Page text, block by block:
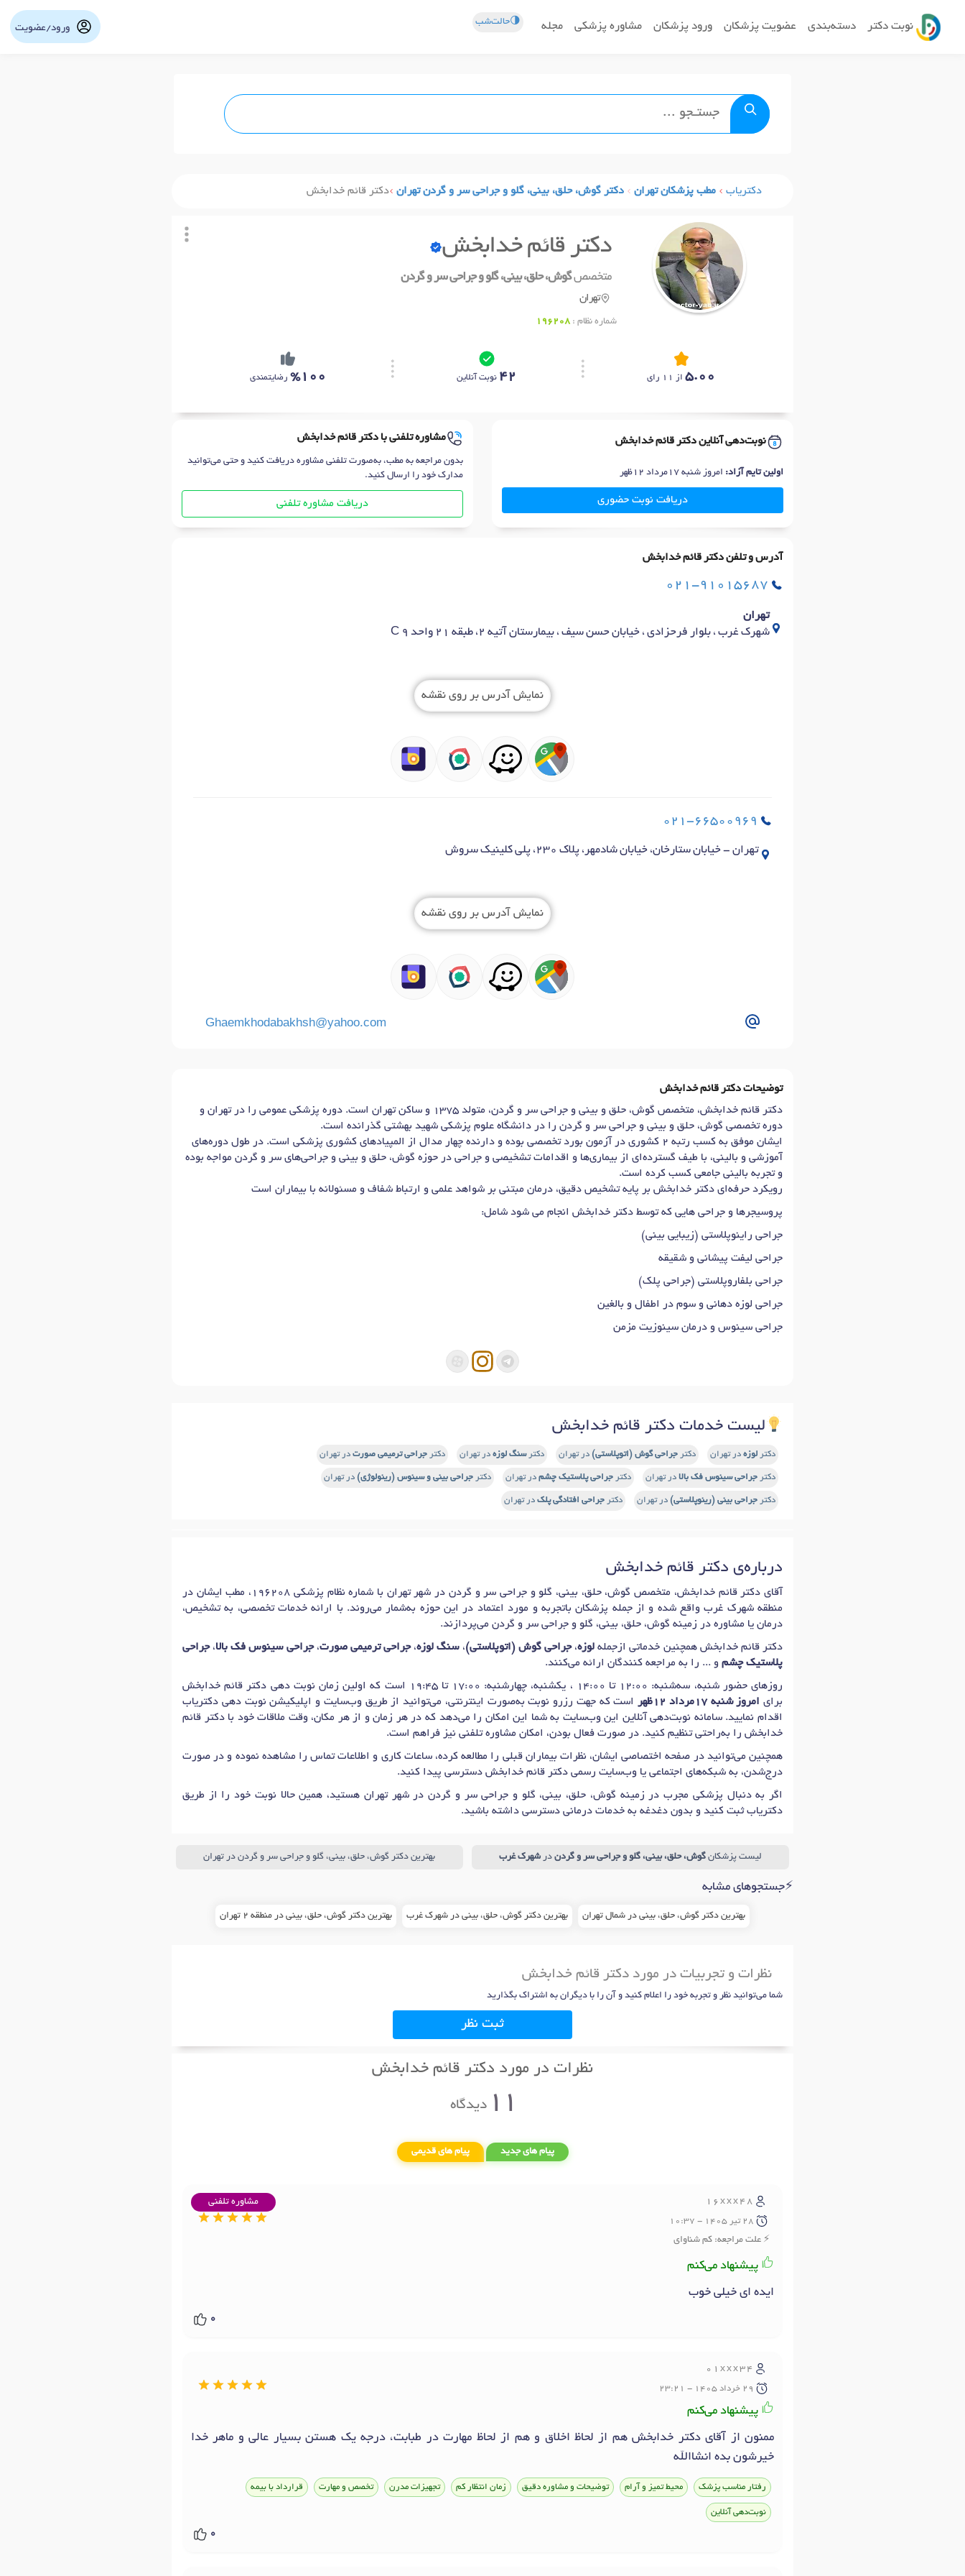
نوبت دکتر دسته‌بندی عضویت پزشکان ورود پزشکان مشاوره پزشکی مجله 🌗حالت‌شب
ورود/عضویت
دکتریاب مطب پزشکان تهران دکتر گوش، حلق، بینی، گلو و جراحی سر و گردن تهران دکتر قائم خدابخش
دکتر قائم خدابخش
متخصصگوش، حلق، بینی، گلو و جراحی سر و گردن
تهران
شماره نظام :196208
5.00 از 11 رای 42 نوبت آنلاین %100 رضایتمندی
نوبت‌دهی آنلاین دکتر قائم خدابخش
اولین تایم آزاد: امروز شنبه 17مرداد 12ظهر
دریافت نوبت حضوری
مشاوره تلفنی با دکتر قائم خدابخش
بدون مراجعه به مطب، به‌صورت تلفنی مشاوره دریافت کنید و حتی می‌توانید
مدارک خود را ارسال کنید.
دریافت مشاوره تلفنی
آدرس و تلفن دکتر قائم خدابخش
021-91015687
تهران
شهرک غرب ، بلوار فرحزادی ، خیابان حسن سیف ، بیمارستان آتیه 2، طبقه ۲۱ واحد ۹ C
نمایش آدرس بر روی نقشه
021-66500969
تهران - خیابان ستارخان، خیابان شادمهر، پلاک 230، پلی کلینیک سروش
نمایش آدرس بر روی نقشه
Ghaemkhodabakhsh@yahoo.com
توضیحات دکتر قائم خدابخش
دکتر قائم خدابخش، متخصص گوش، حلق و بینی و جراحی سر و گردن، متولد ۱۳۷۵ و ساکن تهران است. دوره پزشکی عمومی را در تهران و
دوره تخصصی گوش، حلق و بینی و جراحی سر و گردن را در دانشگاه علوم پزشکی شهید بهشتی گذرانده است.
ایشان موفق به کسب رتبه ۲ کشوری در آزمون بورد تخصصی بوده و دارنده چهار مدال از المپیادهای کشوری پزشکی است. در طول دوره‌های
آموزشی و بالینی، با طیف گسترده‌ای از بیماری‌ها و اقدامات تشخیصی و جراحی در حوزه گوش، حلق و بینی و جراحی‌های سر و گردن مواجه بوده
و تجربه بالینی جامعی کسب کرده است.
رویکرد حرفه‌ای دکتر خدابخش بر پایه تشخیص دقیق، درمان مبتنی بر شواهد علمی و ارتباط شفاف و مسئولانه با بیماران است
پروسیجرها و جراحی هایی که توسط دکتر خدابخش انجام می شود شامل:
جراحی راینوپلاستی (زیبایی بینی)
جراحی لیفت پیشانی و شقیقه
جراحی بلفاروپلاستی (جراحی پلک)
جراحی لوزه دهانی و سوم در اطفال و بالغین
جراحی سینوس و درمان سینوزیت مزمن
لیست خدمات دکتر قائم خدابخش
دکتر لوزه در تهران دکتر جراحی گوش (اتوپلاستی) در تهران دکترسنگ لوزه در تهران دکتر جراحی ترمیمی صورت در تهران
دکتر جراحی سینوس فک بالا در تهران دکتر جراحی پلاستیک چشم در تهران دکتر جراحی بینی و سینوس (رینولوژی) در تهران
دکتر جراحی بینی (رینوپلاستی) در تهران دکتر جراحی افتادگی پلک در تهران
درباره‌ی دکتر قائم خدابخش
آقای دکتر قائم خدابخش، متخصص گوش، حلق، بینی، گلو و جراحی سر و گردن در شهر تهران با شماره نظام پزشکی 196208، مطب ایشان در
منطقه شهرک غرب واقع شده و از جمله پزشکان باتجربه و مورد اعتماد در این حوزه به‌شمار می‌روند. با ارائه خدمات تخصصی، به تشخیص،
درمان یا مشاوره در زمینه گوش، حلق، بینی، گلو و جراحی سر و گردن می‌پردازند.
دکتر قائم خدابخش همچنین خدماتی ازجمله لوزه،جراحی گوش (اتوپلاستی)،سنگ لوزه،جراحی ترمیمی صورت،جراحی سینوس فک بالا،جراحی
پلاستیک چشم و ... را به مراجعه کنندگان ارائه می‌کنند.
روزهای حضور شنبه، سه‌شنبه: 12:00 تا 14:00 ، یکشنبه، چهارشنبه: 17:00 تا 19:45 است که اولین زمان نوبت دهی دکتر قائم خدابخش
برای امروز شنبه 17مرداد 12ظهر
است که جهت رزرو نوبت به‌صورت اینترنتی، می‌توانید از طریق وب‌سایت و اپلیکیشن نوبت دهی دکتریاب
اقدام نمایید. سامانه نوبت‌دهی آنلاین این وب‌سایت به شما این امکان را می‌دهد که در هر زمان و از هر مکان، وقت ملاقات خود با دکتر قائم
خدابخش را به‌راحتی تنظیم کنید. در صورت فعال بودن، امکان مشاوره تلفنی نیز فراهم است.
همچنین می‌توانید در صفحه اختصاصی ایشان، نظرات بیماران قبلی را مطالعه کرده، ساعات کاری و اطلاعات تماس را مشاهده نموده و در صورت
درج‌شدن، به شبکه‌های اجتماعی یا وب‌سایت رسمی دکتر قائم خدابخش دسترسی پیدا کنید.
اگر به دنبال پزشکی مجرب در زمینه گوش، حلق، بینی، گلو و جراحی سر و گردن در شهر تهران هستید، همین حالا نوبت خود را از طریق
دکتریاب ثبت کنید و بدون دغدغه به خدمات درمانی دسترسی داشته باشید.
لیست پزشکانگوش، حلق، بینی، گلو و جراحی سر و گردن درشهرک غرب بهترین دکتر گوش، حلق، بینی، گلو و جراحی سر و گردن در تهران
⚡جستجوهای مشابه
بهترین دکتر گوش، حلق، بینی در شمال تهران بهترین دکتر گوش، حلق، بینی در شهرک غرب بهترین دکتر گوش، حلق، بینی در منطقه 2 تهران
نظرات و تجربیات در مورد دکتر قائم خدابخش
شما می‌توانید نظر و تجربه خود را اعلام کنید و آن را با دیگران به اشتراک بگذارید
ثبت نظر
نظرات در مورد دکتر قائم خدابخش
11دیدگاه
پیام های جدید پیام های قدیمی
16xxx48 مشاوره تلفنی
28 تير 1405 - 10:37
علت مراجعه: کم شناوای
پیشنهاد می‌کنم
ایده ای خیلی خوب
0
01xxx34
29 خرداد 1405 - 23:21
پیشنهاد می‌کنم
ممنون از آقای دکتر خدابخش هم از لحاظ اخلاق و هم از لحاظ مهارت در طبابت، درجه یک هستن بسیار عالی و ماهر خدا
خیرشون بده انشاالله
رفتار مناسب پزشک محیط تمیز و آرام توضیحات و مشاوره دقیق زمان انتظار کم تجهیزات مدرن تخصص و مهارت قرارداد با بیمه
نوبت‌دهی آنلاین
0